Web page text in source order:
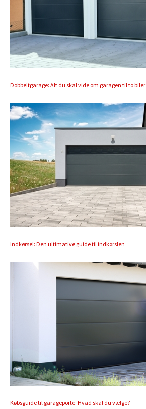
Dobbeltgarage: Alt du skal vide om garagen til to biler
Indkørsel: Den ultimative guide til indkørslen
Købsguide til garageporte: Hvad skal du vælge?